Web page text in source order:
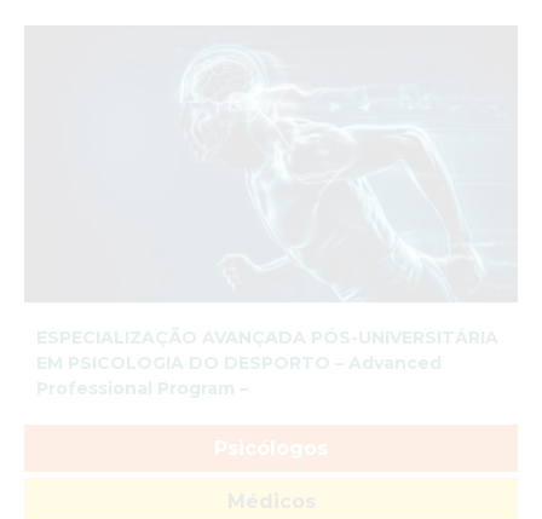
ESPECIALIZAÇÃO AVANÇADA PÓS-UNIVERSITÁRIA
EM PSICOLOGIA DO DESPORTO – Advanced
Professional Program –
Psicólogos